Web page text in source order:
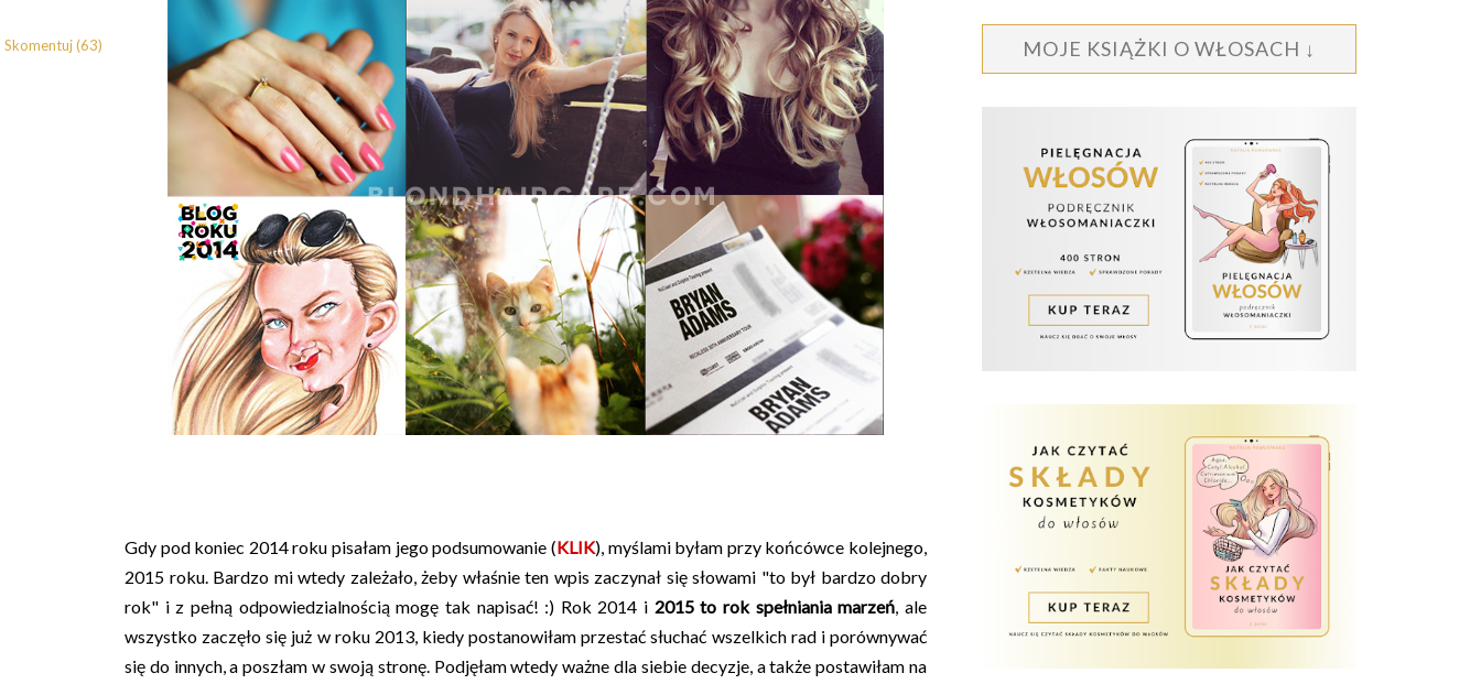
Gdy pod koniec 2014 roku pisałam jego podsumowanie (KLIK), myślami byłam przy końcówce kolejnego,
2015 roku. Bardzo mi wtedy zależało, żeby właśnie ten wpis zaczynał się słowami "to był bardzo dobry
rok" i z pełną odpowiedzialnością mogę tak napisać! :) Rok 2014 i 2015 to rok spełniania marzeń, ale
wszystko zaczęło się już w roku 2013, kiedy postanowiłam przestać słuchać wszelkich rad i porównywać
się do innych, a poszłam w swoją stronę. Podjęłam wtedy ważne dla siebie decyzje, a także postawiłam na
Skomentuj (63) MOJE KSIĄŻKI O WŁOSACH ↓